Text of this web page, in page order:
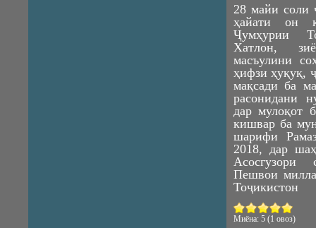
28 майи соли
ҳайати он
Ҷумҳурии
Хатлон,
масъулини
ҳифзи ҳуқуқ,
мақсади ба
расонидани
дар мулоқот
кишвар ба
шарифи
2018, дар
Асосгузори
Пешвои
Тоҷикистон
Миёна: 5 (1 овоз)